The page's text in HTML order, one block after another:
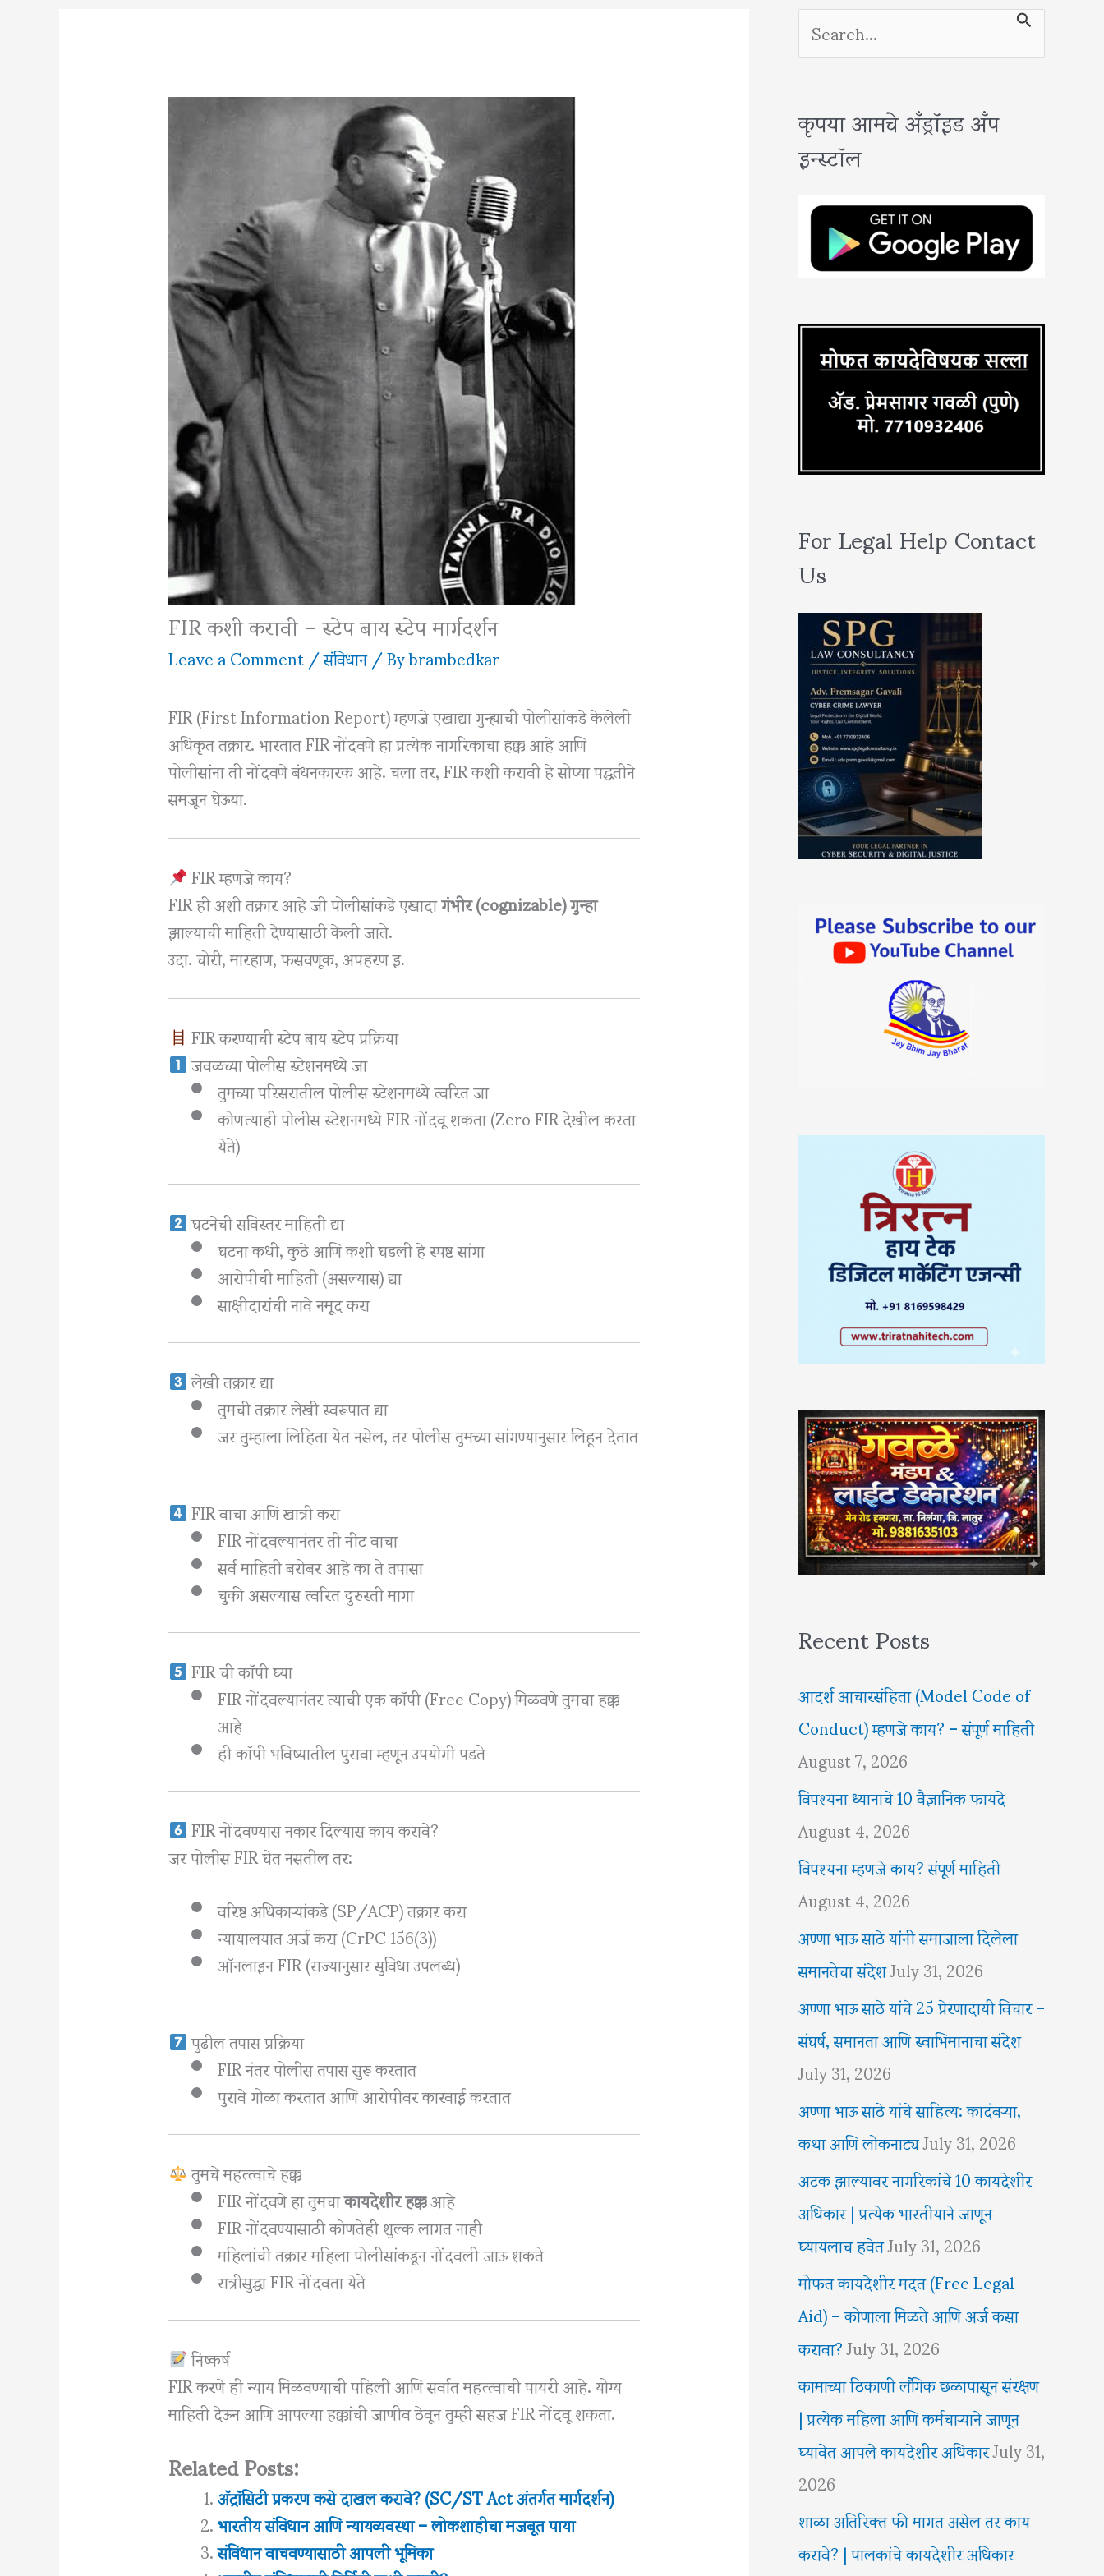
FIR कशी करावी – स्टेप बाय स्टेप मार्गदर्शन
Leave a Comment/संविधान/ Bybrambedkar
FIR (First Information Report) म्हणजे एखाद्या गुन्ह्याची पोलीसांकडे केलेली
अधिकृत तक्रार. भारतात FIR नोंदवणे हा प्रत्येक नागरिकाचा हक्क आहे आणि
पोलीसांना ती नोंदवणे बंधनकारक आहे. चला तर, FIR कशी करावी हे सोप्या पद्धतीने
समजून घेऊया.
FIR म्हणजे काय?
FIR ही अशी तक्रार आहे जी पोलीसांकडे एखादागंभीर (cognizable) गुन्हा
झाल्याची माहिती देण्यासाठी केली जाते.
उदा. चोरी, मारहाण, फसवणूक, अपहरण इ.
FIR करण्याची स्टेप बाय स्टेप प्रक्रिया
जवळच्या पोलीस स्टेशनमध्ये जा
तुमच्या परिसरातील पोलीस स्टेशनमध्ये त्वरित जा
कोणत्याही पोलीस स्टेशनमध्ये FIR नोंदवू शकता (Zero FIR देखील करता
येते)
घटनेची सविस्तर माहिती द्या
घटना कधी, कुठे आणि कशी घडली हे स्पष्ट सांगा
आरोपीची माहिती (असल्यास) द्या
साक्षीदारांची नावे नमूद करा
लेखी तक्रार द्या
तुमची तक्रार लेखी स्वरूपात द्या
जर तुम्हाला लिहिता येत नसेल, तर पोलीस तुमच्या सांगण्यानुसार लिहून देतात
FIR वाचा आणि खात्री करा
FIR नोंदवल्यानंतर ती नीट वाचा
सर्व माहिती बरोबर आहे का ते तपासा
चुकी असल्यास त्वरित दुरुस्ती मागा
FIR ची कॉपी घ्या
FIR नोंदवल्यानंतर त्याची एक कॉपी (Free Copy) मिळवणे तुमचा हक्क
आहे
ही कॉपी भविष्यातील पुरावा म्हणून उपयोगी पडते
FIR नोंदवण्यास नकार दिल्यास काय करावे?
जर पोलीस FIR घेत नसतील तर:
वरिष्ठ अधिकाऱ्यांकडे (SP/ACP) तक्रार करा
न्यायालयात अर्ज करा (CrPC 156(3))
ऑनलाइन FIR (राज्यानुसार सुविधा उपलब्ध)
पुढील तपास प्रक्रिया
FIR नंतर पोलीस तपास सुरू करतात
पुरावे गोळा करतात आणि आरोपीवर कारवाई करतात
तुमचे महत्त्वाचे हक्क
FIR नोंदवणे हा तुमचाकायदेशीर हक्कआहे
FIR नोंदवण्यासाठी कोणतेही शुल्क लागत नाही
महिलांची तक्रार महिला पोलीसांकडून नोंदवली जाऊ शकते
रात्रीसुद्धा FIR नोंदवता येते
निष्कर्ष
FIR करणे ही न्याय मिळवण्याची पहिली आणि सर्वात महत्त्वाची पायरी आहे. योग्य
माहिती देऊन आणि आपल्या हक्कांची जाणीव ठेवून तुम्ही सहज FIR नोंदवू शकता.
Related Posts:
अ‍ॅट्रॉसिटी प्रकरण कसे दाखल करावे? (SC/ST Act अंतर्गत मार्गदर्शन)
भारतीय संविधान आणि न्यायव्यवस्था – लोकशाहीचा मजबूत पाया
संविधान वाचवण्यासाठी आपली भूमिका
S
e
r
c
:
कृपया आमचे अँड्रॉइड अँप
इन्स्टॉल
For Legal Help Contact
Us
Recent Posts
आदर्श आचारसंहिता (Model Code of
Conduct) म्हणजे काय? – संपूर्ण माहिती
August 7, 2026
विपश्यना ध्यानाचे 10 वैज्ञानिक फायदे
August 4, 2026
विपश्यना म्हणजे काय? संपूर्ण माहिती
August 4, 2026
अण्णा भाऊ साठे यांनी समाजाला दिलेला
समानतेचा संदेशJuly 31, 2026
अण्णा भाऊ साठे यांचे 25 प्रेरणादायी विचार –
संघर्ष, समानता आणि स्वाभिमानाचा संदेश
July 31, 2026
अण्णा भाऊ साठे यांचे साहित्य: कादंबऱ्या,
कथा आणि लोकनाट्यJuly 31, 2026
अटक झाल्यावर नागरिकांचे 10 कायदेशीर
अधिकार | प्रत्येक भारतीयाने जाणून
घ्यायलाच हवेतJuly 31, 2026
मोफत कायदेशीर मदत (Free Legal
Aid) – कोणाला मिळते आणि अर्ज कसा
करावा?July 31, 2026
कामाच्या ठिकाणी लैंगिक छळापासून संरक्षण
| प्रत्येक महिला आणि कर्मचाऱ्याने जाणून
घ्यावेत आपले कायदेशीर अधिकारJuly 31,
2026
शाळा अतिरिक्त फी मागत असेल तर काय
करावे? | पालकांचे कायदेशीर अधिकार